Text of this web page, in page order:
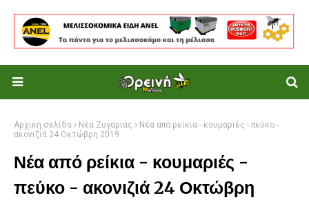
Αρχική σελίδα Νέα Ζυγαριάς
Νέα από ρείκια - κουμαριές - πεύκο -
ακονιζιά 24 Οκτώβρη 2019
Νέα από ρείκια - κουμαριές -
πεύκο - ακονιζιά 24 Οκτώβρη